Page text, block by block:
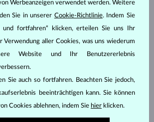
735 €
ROSÉGOLD
605 €
AUF LAGER
Werbeanzeigen verwendet werden. Weitere
Sie in unserer Cookie-Richtlinie. Indem Sie
und fortfahren“ klicken, erteilen Sie uns Ihr
Verwendung aller Cookies, was uns wiederum
Website und Ihr Benutzererlebnis
Sie auch so fortfahren. Beachten Sie jedoch,
beeinträchtigen kann. Sie können
Cookies ablehnen, indem Sie hier klicken.